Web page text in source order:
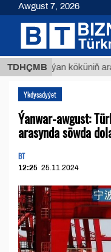
TDHÇMB
Buýan köküniň
Ykdysadyýet
Ýanwar-awgust:
arasynda söwda
BT
12:25 25.11.2024
Awgust 7, 2026